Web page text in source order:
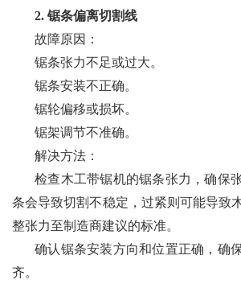
2. 锯条偏离切割线
故障原因：
锯条张力不足或过大。
锯条安装不正确。
锯轮偏移或损坏。
锯架调节不准确。
解决方法：
检查木工带锯机的锯条张力，确保
条会导致切割不稳定，过紧则可能导致
整张力至制造商建议的标准。
确认锯条安装方向和位置正确，确
齐。